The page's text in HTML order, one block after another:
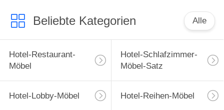
Beliebte Kategorien Alle
Hotel-Restaurant-
Möbel
Hotel-Schlafzimmer-
Möbel-Satz
Hotel-Lobby-Möbel Hotel-Reihen-Möbel